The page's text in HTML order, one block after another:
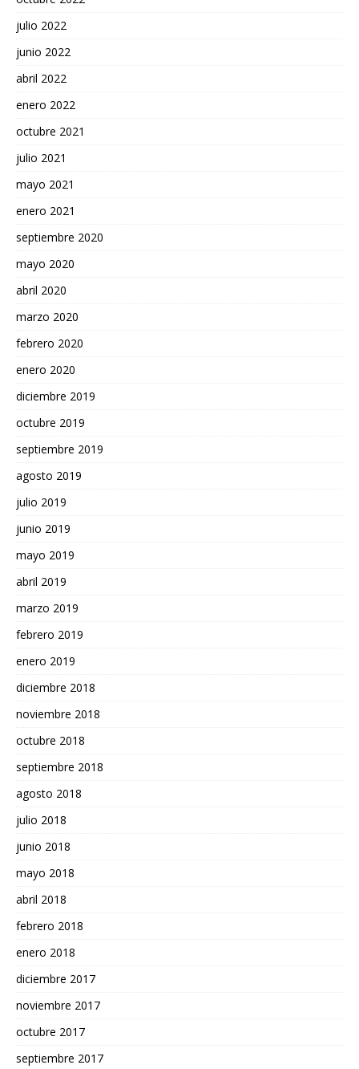
julio 2022
junio 2022
abril 2022
enero 2022
octubre 2021
julio 2021
mayo 2021
enero 2021
septiembre 2020
mayo 2020
abril 2020
marzo 2020
febrero 2020
enero 2020
diciembre 2019
octubre 2019
septiembre 2019
agosto 2019
julio 2019
junio 2019
mayo 2019
abril 2019
marzo 2019
febrero 2019
enero 2019
diciembre 2018
noviembre 2018
octubre 2018
septiembre 2018
agosto 2018
julio 2018
junio 2018
mayo 2018
abril 2018
febrero 2018
enero 2018
diciembre 2017
noviembre 2017
octubre 2017
septiembre 2017